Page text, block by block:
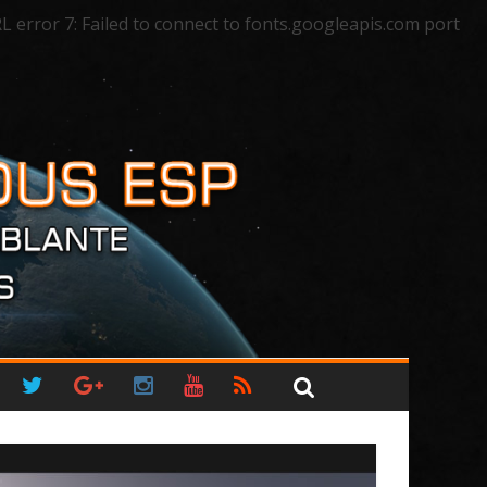
error 7: Failed to connect to fonts.googleapis.com port